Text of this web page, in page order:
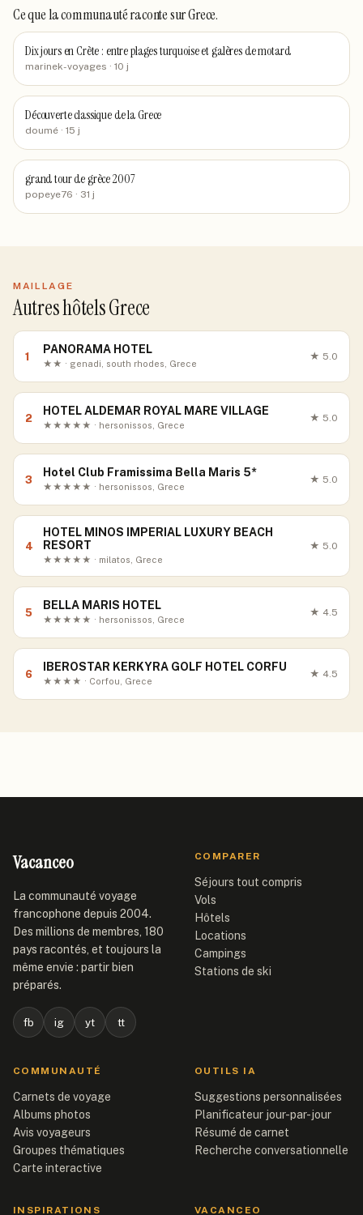
Ce que la communauté racontesur Grece.
Dix jours en Crète : entre plages turquoise et galères de motard
marinek-voyages · 10 j
Découverte classique de la Grece
doumé · 15 j
grand tour de grèce 2007
popeye76 · 31 j
MAILLAGE
Autres hôtels Grece
1
PANORAMA HOTEL
★★ · genadi, south rhodes, Grece
★ 5.0
2
HOTEL ALDEMAR ROYAL MARE VILLAGE
★★★★★ · hersonissos, Grece
★ 5.0
3
Hotel Club Framissima Bella Maris 5*
★★★★★ · hersonissos, Grece
★ 5.0
4
HOTEL MINOS IMPERIAL LUXURY BEACH
RESORT
★★★★★ · milatos, Grece
★ 5.0
5
BELLA MARIS HOTEL
★★★★★ · hersonissos, Grece
★ 4.5
6
IBEROSTAR KERKYRA GOLF HOTEL CORFU
★★★★ · Corfou, Grece
★ 4.5
Vacanceo
La communauté voyage
francophone depuis 2004.
Des millions de membres, 180
pays racontés, et toujours la
même envie : partir bien
préparés.
fb ig yt tt
COMPARER
Séjours tout compris
Vols
Hôtels
Locations
Campings
Stations de ski
COMMUNAUTÉ
Carnets de voyage
Albums photos
Avis voyageurs
Groupes thématiques
Carte interactive
OUTILS IA
Suggestions personnalisées
Planificateur jour-par-jour
Résumé de carnet
Recherche conversationnelle
INSPIRATIONS VACANCEO